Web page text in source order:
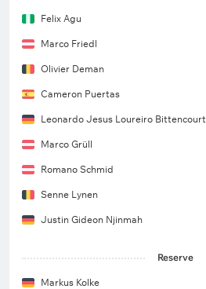
Felix Agu
Marco Friedl
Olivier Deman
Cameron Puertas
Leonardo Jesus Loureiro Bittencourt
Marco Grüll
Romano Schmid
Senne Lynen
Justin Gideon Njinmah
Reserve
Markus Kolke